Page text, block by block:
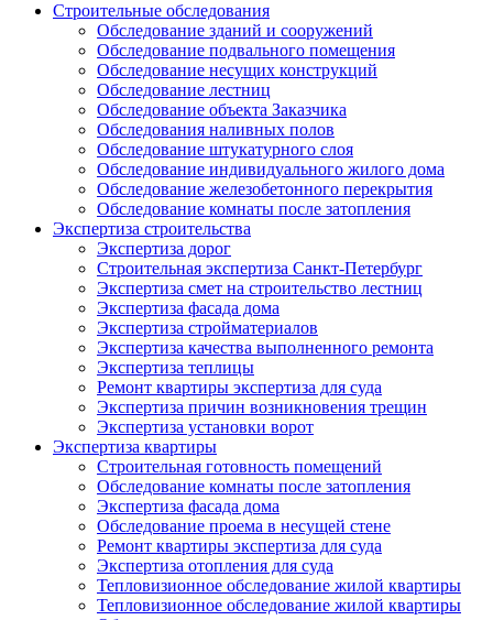
Строительные обследования
Обследование зданий и сооружений
Обследование подвального помещения
Обследование несущих конструкций
Обследование лестниц
Обследование объекта Заказчика
Обследования наливных полов
Обследование штукатурного слоя
Обследование индивидуального жилого дома
Обследование железобетонного перекрытия
Обследование комнаты после затопления
Экспертиза строительства
Экспертиза дорог
Строительная экспертиза Санкт-Петербург
Экспертиза смет на строительство лестниц
Экспертиза фасада дома
Экспертиза стройматериалов
Экспертиза качества выполненного ремонта
Экспертиза теплицы
Ремонт квартиры экспертиза для суда
Экспертиза причин возникновения трещин
Экспертиза установки ворот
Экспертиза квартиры
Строительная готовность помещений
Обследование комнаты после затопления
Экспертиза фасада дома
Обследование проема в несущей стене
Ремонт квартиры экспертиза для суда
Экспертиза отопления для суда
Тепловизионное обследование жилой квартиры
Тепловизионное обследование жилой квартиры